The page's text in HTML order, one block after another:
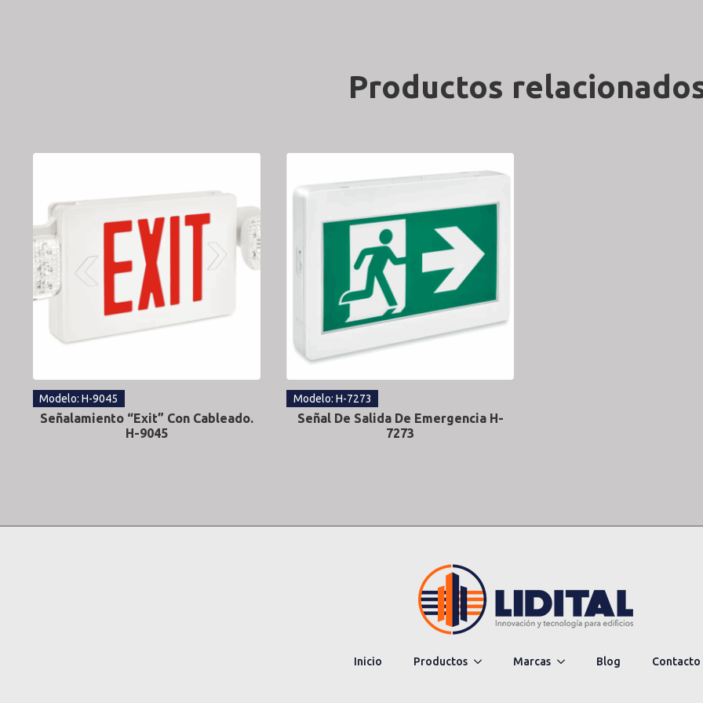
Productos
Modelo: H-9045
Señalamiento “Exit” Con Cableado.
H-9045
Modelo: H-7273
Señal De Salida De Emergencia H-
7273
Inicio Productos Marcas Blog Contacto